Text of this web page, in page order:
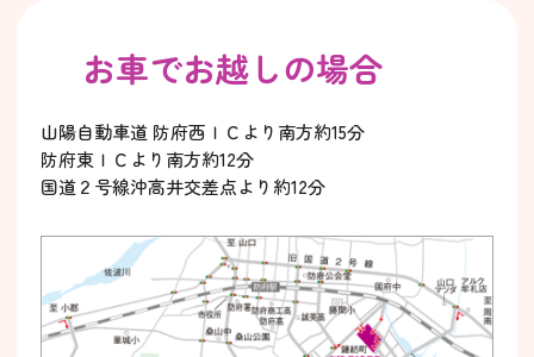
お車でお越しの場合
山陽自動車道 防府西ＩＣより南方約15分
防府東ＩＣより南方約12分
国道２号線沖高井交差点より約12分